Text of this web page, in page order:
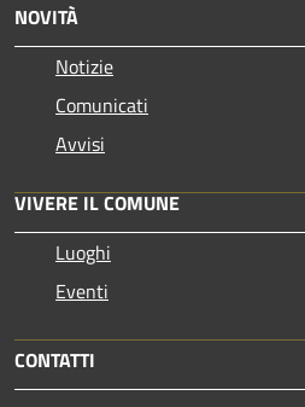
NOVITÀ
Notizie
Comunicati
Avvisi
VIVERE IL COMUNE
Luoghi
Eventi
CONTATTI